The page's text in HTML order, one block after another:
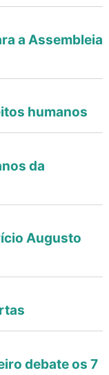
a Assembleia
humanos
da
Augusto
debate os 7